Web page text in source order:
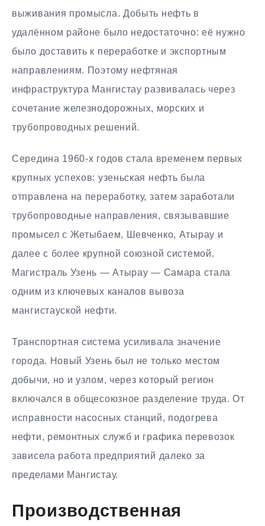
выживания промысла. Добыть нефть в
удалённом районе было недостаточно: её нужно
было доставить к переработке и экспортным
направлениям. Поэтому нефтяная
инфраструктура Мангистау развивалась через
сочетание железнодорожных, морских и
трубопроводных решений.
Середина 1960-х годов стала временем первых
крупных успехов: узеньская нефть была
отправлена на переработку, затем заработали
трубопроводные направления, связывавшие
промысел с Жетыбаем, Шевченко, Атырау и
далее с более крупной союзной системой.
Магистраль Узень — Атырау — Самара стала
одним из ключевых каналов вывоза
мангистауской нефти.
Транспортная система усиливала значение
города. Новый Узень был не только местом
добычи, но и узлом, через который регион
включался в общесоюзное разделение труда. От
исправности насосных станций, подогрева
нефти, ремонтных служб и графика перевозок
зависела работа предприятий далеко за
пределами Мангистау.
Производственная